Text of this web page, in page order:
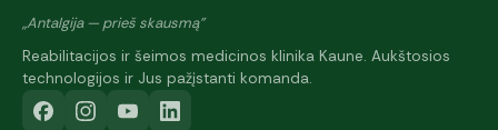
„Antalgija — prieš skausmą"
Reabilitacijos ir šeimos medicinos klinika Kaune. Aukštosios
technologijos ir Jus pažįstanti komanda.